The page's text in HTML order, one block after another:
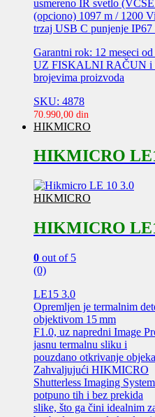
usmereno IR svetlo
(opciono) 1097 m / 1200
trzaj USB C punjenje
Garantni rok: 12 meseci
UZ FISKALNI RAČUN i
brojevima proizvoda
SKU: 4878
70.990,00 din
HIKMICRO
HIKMICRO
HIKMICRO
HIKMICRO
0 out of 5
(0)
LE15 3.0
Opremljen je termalnim
objektivom 15 mm
F1.0, uz napredni Image
jasnu termalnu sliku i
pouzdano otkrivanje
Zahvaljujući HIKMICRO
Shutterless Imaging
potpuno tih i bez prekida
slike, što ga čini idealnim